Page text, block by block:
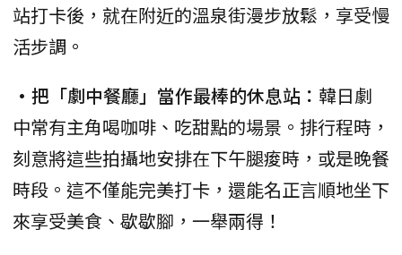
站打卡後，就在附近的溫泉街漫步放鬆，享受慢
活步調。
•把「劇中餐廳」當作最棒的休息站： 韓日劇
中常有主角喝咖啡、吃甜點的場景。排行程時，
刻意將這些拍攝地安排在下午腿痠時，或是晚餐
時段。這不僅能完美打卡，還能名正言順地坐下
來享受美食、歇歇腳，一舉兩得！